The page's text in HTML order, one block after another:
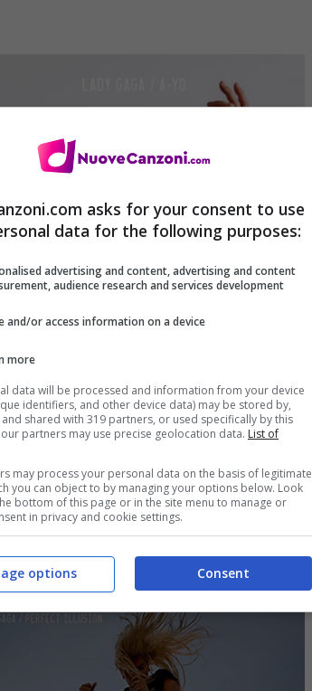
Gaga: ascolta il nuovo brano
19 Ottobre 2016
asks for your consent to use
data for the following purposes:
advertising and content, advertising and content
audience research and services development
and/or access information on a device
more
data will be processed and information from your device
identifiers, and other device data) may be stored by,
and shared with 319 partners, or used specifically by this
our partners may use precise geolocation data. List of
may process your personal data on the basis of legitimate
you can object to by managing your options below. Look
bottom of this page or in the site menu to manage or
in privacy and cookie settings.
Consent
options